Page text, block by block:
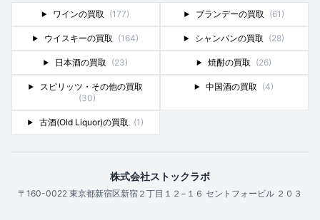
ワインの買取 (177) ブランデーの買取 (61)
ウイスキーの買取 (164) シャンパンの買取 (28)
日本酒の買取 (23) 焼酎の買取 (26)
スピリッツ・その他の買取
(30)
中国酒の買取 (4)
古酒(Old Liquor)の買取 (1)
株式会社ストックラボ
〒160-0022 東京都新宿区新宿２丁目１２−１６ セントフォービル ２０３